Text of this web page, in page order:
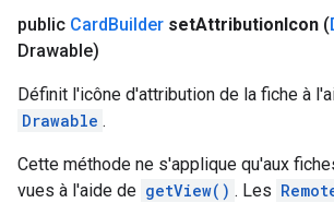
public CardBuilder setAttributionIcon (
Drawable)
Définit l'icône d'attribution de la fiche à
Drawable .
Cette méthode ne s'applique qu'aux
vues à l'aide de getView() . Les